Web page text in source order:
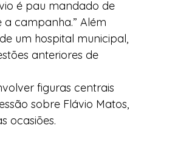
é pau mandado de
a campanha.” Além
um hospital municipal,
anteriores de
figuras centrais
sobre Flávio Matos,
ocasiões.